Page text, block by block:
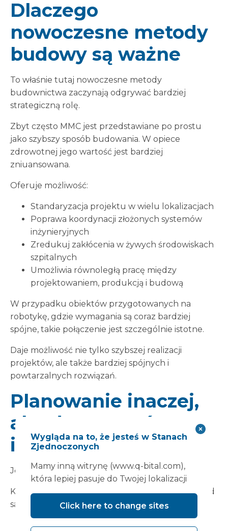
Dlaczego
nowoczesne metody
budowy są ważne
To właśnie tutaj nowoczesne metody
budownictwa zaczynają odgrywać bardziej
strategiczną rolę.
Zbyt często MMC jest przedstawiane po prostu
jako szybszy sposób budowania. W opiece
zdrowotnej jego wartość jest bardziej
zniuansowana.
Oferuje możliwość:
Standaryzacja projektu w wielu lokalizacjach
Poprawa koordynacji złożonych systemów
inżynieryjnych
Zredukuj zakłócenia w żywych środowiskach
szpitalnych
Umożliwia równoległą pracę między
projektowaniem, produkcją i budową
W przypadku obiektów przygotowanych na
robotykę, gdzie wymagania są coraz bardziej
spójne, takie połączenie jest szczególnie istotne.
Daje możliwość nie tylko szybszej realizacji
projektów, ale także bardziej spójnych i
powtarzalnych rozwiązań.
Planowanie inaczej,
aby dostarczyć
inaczej
Jednakże MMC nie jest drogą na skróty.
Korzyści z takiego podejścia zależą od tego, czy od
samego początku będziemy postępować inaczej:
Jasne i wczesne zdefiniowanie wymagań
Wygląda na to, że jesteś w Stanach
Zjednoczonych
Mamy inną witrynę (www.q-bital.com),
która lepiej pasuje do Twojej lokalizacji
Click here to change sites